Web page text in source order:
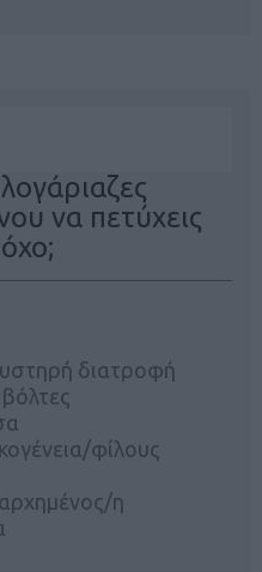
να πετύχεις
διατροφή
φίλους
η